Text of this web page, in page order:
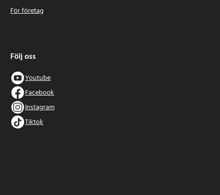
För företag
Följ oss
Youtube
Facebook
Instagram
Tiktok